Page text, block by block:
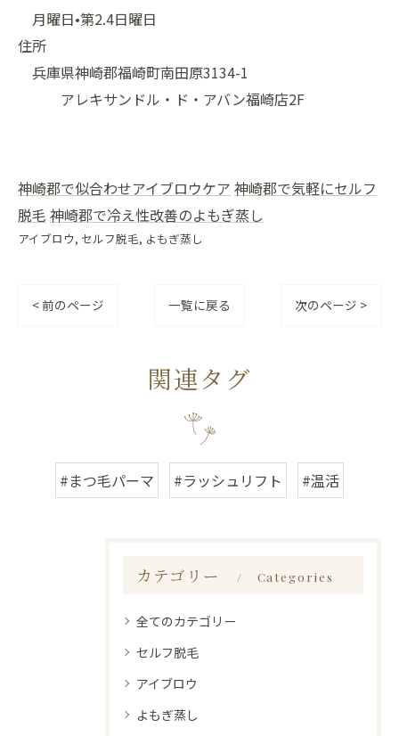
月曜日•第2.4日曜日
住所
兵庫県神崎郡福崎町南田原3134-1
アレキサンドル・ド・アバン福崎店2F
神崎郡で似合わせアイブロウケア 神崎郡で気軽にセルフ
脱毛 神崎郡で冷え性改善のよもぎ蒸し
アイブロウ セルフ脱毛 よもぎ蒸し
< 前のページ 一覧に戻る 次のページ >
関連タグ
#まつ毛パーマ #ラッシュリフト #温活
カテゴリー Categories
全てのカテゴリー
セルフ脱毛
アイブロウ
よもぎ蒸し